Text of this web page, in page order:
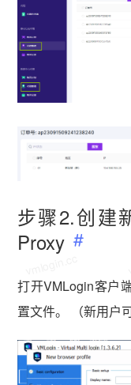
步骤2.创建
Proxy
打开VMLogin客户
置文件。 （新用户
vmlogin.cc